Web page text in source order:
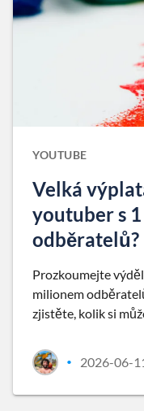
YOUTUBE
Velká
youtuber s
odběratelů?
Prozkoumejte
milionem
zjistěte, kolik si
• 2026-06-